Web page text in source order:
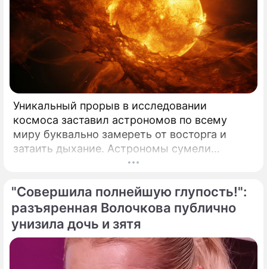
Уникальный прорыв в исследовании
космоса заставил астрономов по всему
миру буквально замереть от восторга и
затаить дыхание. Астрономы сумели
совершить невозможное и заглянуть в
доселе четкостью.
"Совершила полнейшую глупость!":
разъяренная Волочкова публично
унизила дочь и зятя